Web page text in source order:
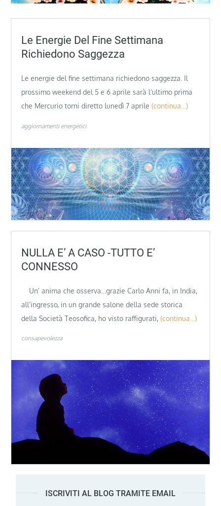
Le Energie Del Fine Settimana
Richiedono Saggezza
Le energie del fine settimana richiedono saggezza. Il
prossimo weekend del 5 e 6 aprile sarà l’ultimo prima
che Mercurio torni diretto lunedì 7 aprile (continua…)
aggiornamenti energetici
NULLA E’ A CASO -TUTTO E’
CONNESSO
Un’ anima che osserva…grazie Carlo Anni fa, in India,
all’ingresso, in un grande salone della sede storica
della Società Teosofica, ho visto raffigurati, (continua…)
consapevolezza
ISCRIVITI AL BLOG TRAMITE EMAIL